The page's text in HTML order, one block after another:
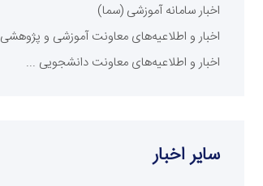
اخبار سامانه آموزشی (سما)
اخبار و اطلاعیه‌های معاونت آموزشی و پژوهشی
اخبار و اطلاعیه‌های معاونت دانشجویی ...
سایر اخبار